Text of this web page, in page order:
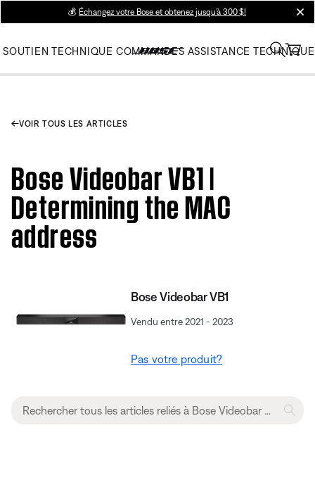
💰 Échangez votre Bose et obtenez jusqu’à 300 $!
SOUTIEN TECHNIQUE COMMANDES ASSISTANCE TECHNIQUE
VOIR TOUS LES ARTICLES
Bose Videobar VB1 |
Determining the MAC
address
Bose Videobar VB1
Vendu entre 2021 - 2023
Pas votre produit?